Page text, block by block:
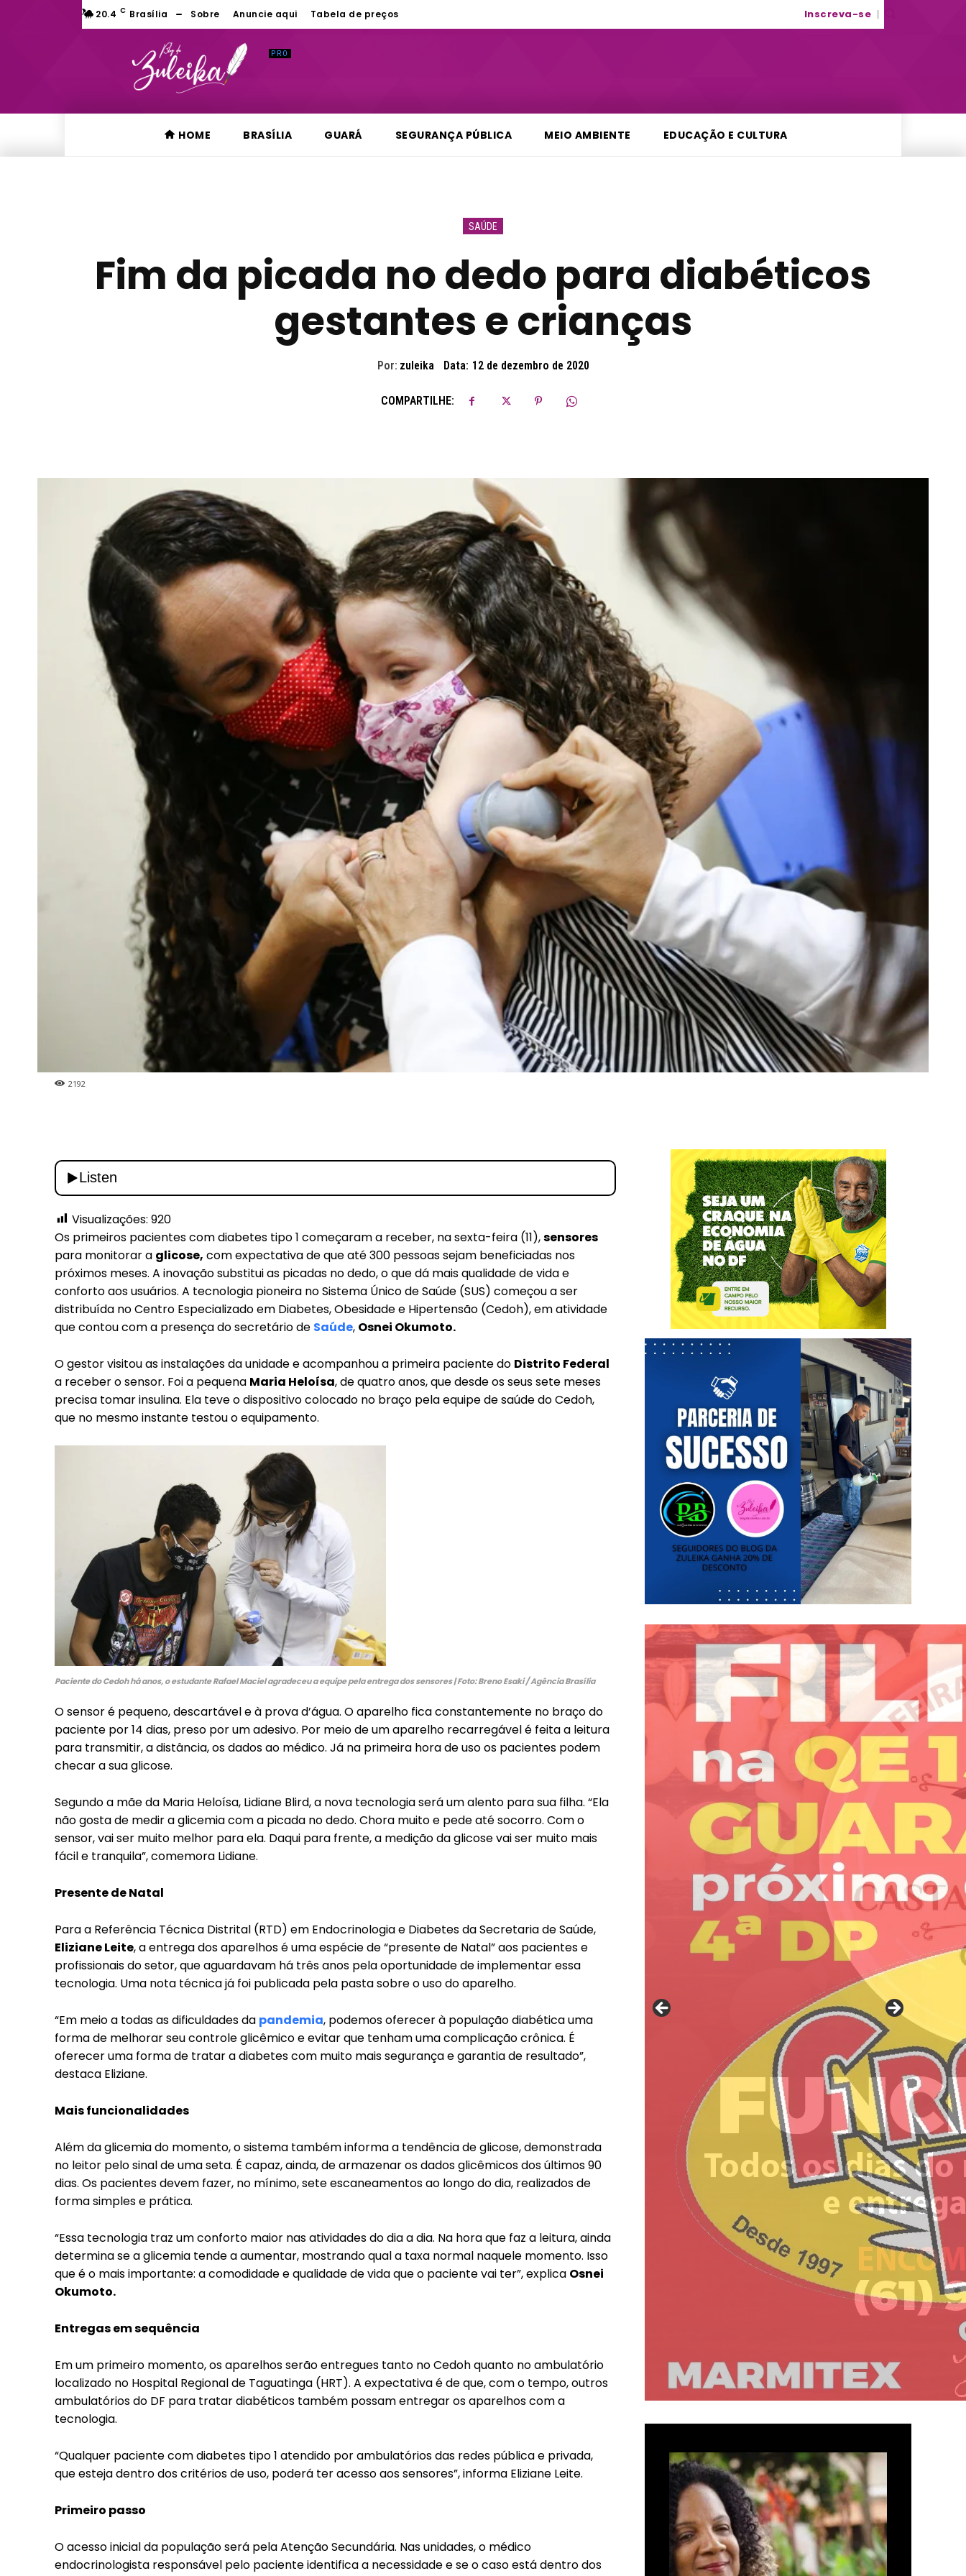
━ pricing plans
Free
Included for free:
Etiam est nibh, lobortis sit
Praesent euismod ac
Ut mollis pellentesque tortor
Nullam eu erat condimentum
Donec quis est ac felis
Orci varius natoque dolor
Ut mollis pellentesque tortor
Donec quis est ac felis
Orci varius natoque dolor
20.4 C Brasília Sobre Anuncie aqui Tabela de preços Inscreva-se
HOME BRASÍLIA GUARÁ SEGURANÇA PÚBLICA MEIO AMBIENTE EDUCAÇÃO E CULTURA
SAÚDE
Fim da picada no dedo para diabéticos
gestantes e crianças
Por: zuleika Data: 12 de dezembro de 2020
COMPARTILHE:
2192
Visualizações: 920
Os primeiros pacientes com diabetes tipo 1 começaram a receber, na sexta-feira (11),sensores
para monitorar a glicose, com expectativa de que até 300 pessoas sejam beneficiadas nos
próximos meses. A inovação substitui as picadas no dedo, o que dá mais qualidade de vida e
conforto aos usuários. A tecnologia pioneira no Sistema Único de Saúde (SUS) começou a ser
distribuída no Centro Especializado em Diabetes, Obesidade e Hipertensão (Cedoh), em atividade
que contou com a presença do secretário de Saúde, Osnei Okumoto.
O gestor visitou as instalações da unidade e acompanhou a primeira paciente do Distrito Federal
a receber o sensor. Foi a pequena Maria Heloísa, de quatro anos, que desde os seus sete meses
precisa tomar insulina. Ela teve o dispositivo colocado no braço pela equipe de saúde do Cedoh,
que no mesmo instante testou o equipamento.
Paciente do Cedoh há anos, o estudante Rafael Maciel agradeceu a equipe pela entrega dos sensores | Foto: Breno Esaki / Agência Brasília
O sensor é pequeno, descartável e à prova d’água. O aparelho fica constantemente no braço do
paciente por 14 dias, preso por um adesivo. Por meio de um aparelho recarregável é feita a leitura
para transmitir, a distância, os dados ao médico. Já na primeira hora de uso os pacientes podem
checar a sua glicose.
Segundo a mãe da Maria Heloísa, Lidiane Blird, a nova tecnologia será um alento para sua filha. “Ela
não gosta de medir a glicemia com a picada no dedo. Chora muito e pede até socorro. Com o
sensor, vai ser muito melhor para ela. Daqui para frente, a medição da glicose vai ser muito mais
fácil e tranquila”, comemora Lidiane.
Presente de Natal
Para a Referência Técnica Distrital (RTD) em Endocrinologia e Diabetes da Secretaria de Saúde,
Eliziane Leite, a entrega dos aparelhos é uma espécie de “presente de Natal” aos pacientes e
profissionais do setor, que aguardavam há três anos pela oportunidade de implementar essa
tecnologia. Uma nota técnica já foi publicada pela pasta sobre o uso do aparelho.
“Em meio a todas as dificuldades da pandemia, podemos oferecer à população diabética uma
forma de melhorar seu controle glicêmico e evitar que tenham uma complicação crônica. É
oferecer uma forma de tratar a diabetes com muito mais segurança e garantia de resultado”,
destaca Eliziane.
Mais funcionalidades
Além da glicemia do momento, o sistema também informa a tendência de glicose, demonstrada
no leitor pelo sinal de uma seta. É capaz, ainda, de armazenar os dados glicêmicos dos últimos 90
dias. Os pacientes devem fazer, no mínimo, sete escaneamentos ao longo do dia, realizados de
forma simples e prática.
“Essa tecnologia traz um conforto maior nas atividades do dia a dia. Na hora que faz a leitura, ainda
determina se a glicemia tende a aumentar, mostrando qual a taxa normal naquele momento. Isso
que é o mais importante: a comodidade e qualidade de vida que o paciente vai ter”, explica Osnei
Okumoto.
Entregas em sequência
Em um primeiro momento, os aparelhos serão entregues tanto no Cedoh quanto no ambulatório
localizado no Hospital Regional de Taguatinga (HRT). A expectativa é de que, com o tempo, outros
ambulatórios do DF para tratar diabéticos também possam entregar os aparelhos com a
tecnologia.
“Qualquer paciente com diabetes tipo 1 atendido por ambulatórios das redes pública e privada,
que esteja dentro dos critérios de uso, poderá ter acesso aos sensores”, informa Eliziane Leite.
Primeiro passo
O acesso inicial da população será pela Atenção Secundária. Nas unidades, o médico
endocrinologista responsável pelo paciente identifica a necessidade e se o caso está dentro dos